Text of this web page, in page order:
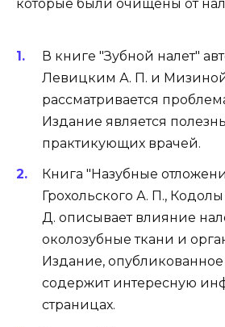
которые были очищены от
В книге "Зубной налет"
Левицким А. П. и
рассматривается
Издание является
практикующих врачей.
Книга "Назубные
Грохольского А. П.,
Д. описывает влияние
околозубные ткани и
Издание,
содержит интересную
страницах.